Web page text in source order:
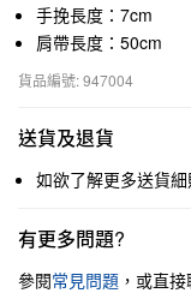
手挽長度：7cm
肩帶長度：50cm
貨品編號: 947004
送貨及退貨
如欲了解更多送貨
有更多問題?
參閱常見問題 ，或直